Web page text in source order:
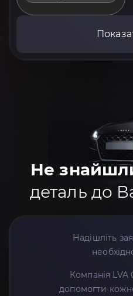
Не
деталь до
Надішліть
Компанія LVA
допомогти